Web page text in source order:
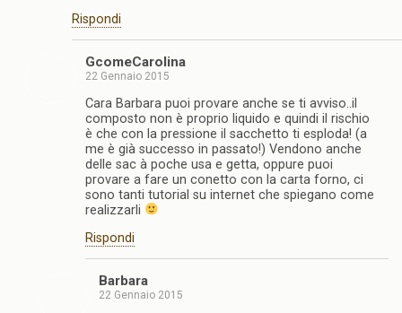
Rispondi
GcomeCarolina
22 Gennaio 2015
Cara Barbara puoi provare anche se ti avviso..il
composto non è proprio liquido e quindi il rischio
è che con la pressione il sacchetto ti esploda! (a
me è già successo in passato!) Vendono anche
delle sac à poche usa e getta, oppure puoi
provare a fare un conetto con la carta forno, ci
sono tanti tutorial su internet che spiegano come
realizzarli
Rispondi
Barbara
22 Gennaio 2015